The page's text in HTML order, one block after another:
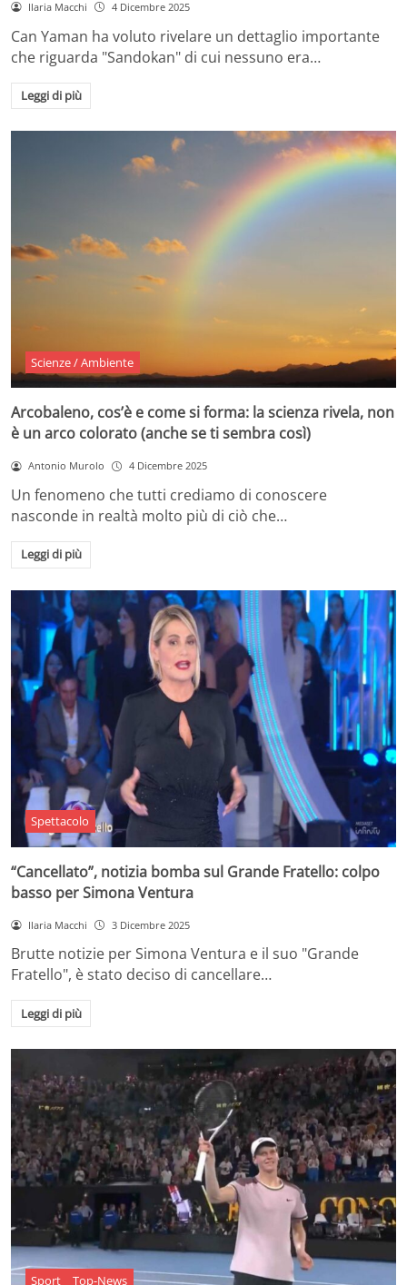
Ilaria Macchi 4 Dicembre 2025
Can Yaman ha voluto rivelare un dettaglio importante
che riguarda "Sandokan" di cui nessuno era…
Leggi di più
Scienze / Ambiente
Arcobaleno, cos’è e come si forma: la scienza rivela, non
è un arco colorato (anche se ti sembra così)
Antonio Murolo 4 Dicembre 2025
Un fenomeno che tutti crediamo di conoscere
nasconde in realtà molto più di ciò che…
Leggi di più
Spettacolo
“Cancellato”, notizia bomba sul Grande Fratello: colpo
basso per Simona Ventura
Ilaria Macchi 3 Dicembre 2025
Brutte notizie per Simona Ventura e il suo "Grande
Fratello", è stato deciso di cancellare…
Leggi di più
Sport Top-News